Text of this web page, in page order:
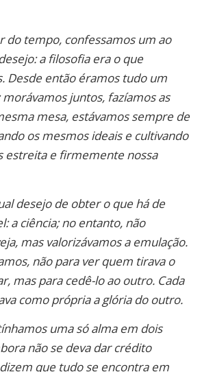
do tempo, confessamos um ao
a filosofia era o que
Desde então éramos tudo um
juntos, fazíamos as
mesa, estávamos sempre de
os mesmos ideais e cultivando
estreita e firmemente nossa
desejo de obter o que há de
a ciência; no entanto, não
mas valorizávamos a emulação.
não para ver quem tirava o
mas para cedê-lo ao outro. Cada
como própria a glória do outro.
uma só alma em dois
não se deva dar crédito
que tudo se encontra em